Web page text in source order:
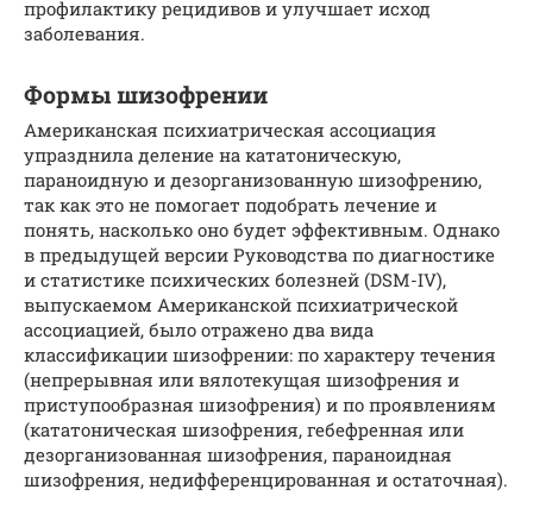
профилактику рецидивов и улучшает исход
заболевания.
Формы шизофрении
Американская психиатрическая ассоциация
упразднила деление на кататоническую,
параноидную и дезорганизованную шизофрению,
так как это не помогает подобрать лечение и
понять, насколько оно будет эффективным. Однако
в предыдущей версии Руководства по диагностике
и статистике психических болезней (DSM-IV),
выпускаемом Американской психиатрической
ассоциацией, было отражено два вида
классификации шизофрении: по характеру течения
(непрерывная или вялотекущая шизофрения и
приступообразная шизофрения) и по проявлениям
(кататоническая шизофрения, гебефренная или
дезорганизованная шизофрения, параноидная
шизофрения, недифференцированная и остаточная).